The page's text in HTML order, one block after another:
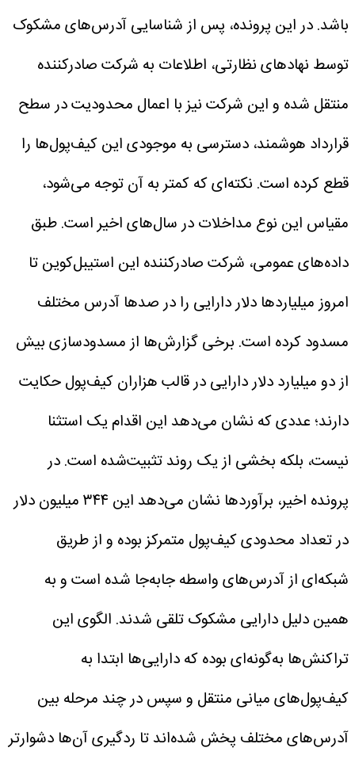
باشد. در این پرونده، پس از شناسایی آدرس‌های مشکوک
توسط نهادهای نظارتی، اطلاعات به شرکت صادرکننده
منتقل شده و این شرکت نیز با اعمال محدودیت در سطح
قرارداد هوشمند، دسترسی به موجودی این کیف‌پول‌ها را
قطع کرده است. نکته‌ای که کمتر به آن توجه می‌شود،
مقیاس این نوع مداخلات در سال‌های اخیر است. طبق
داده‌های عمومی، شرکت صادرکننده این استیبل‌کوین تا
امروز میلیاردها دلار دارایی را در صدها آدرس مختلف
مسدود کرده است. برخی گزارش‌ها از مسدودسازی بیش
از دو میلیارد دلار دارایی در قالب هزاران کیف‌پول حکایت
دارند؛ عددی که نشان می‌دهد این اقدام یک استثنا
نیست، بلکه بخشی از یک روند تثبیت‌شده است.در
پرونده اخیر، برآوردها نشان می‌دهد این ۳۴۴ میلیون دلار
در تعداد محدودی کیف‌پول متمرکز بوده و از طریق
شبکه‌ای از آدرس‌های واسطه جابه‌جا شده است و به
همین دلیل دارایی مشکوک تلقی شدند. الگوی این
تراکنش‌ها به‌گونه‌ای بوده که دارایی‌ها ابتدا به
کیف‌پول‌های میانی منتقل و سپس در چند مرحله بین
آدرس‌های مختلف پخش شده‌اند تا ردگیری آن‌ها دشوارتر